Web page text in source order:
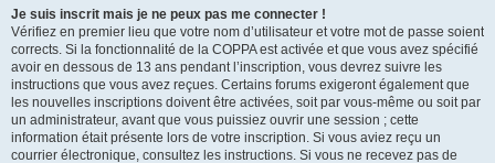
Je suis inscrit mais je ne peux pas me connecter !
Vérifiez en premier lieu que votre nom d’utilisateur et votre mot de passe soient
corrects. Si la fonctionnalité de la COPPA est activée et que vous avez spécifié
avoir en dessous de 13 ans pendant l’inscription, vous devrez suivre les
instructions que vous avez reçues. Certains forums exigeront également que
les nouvelles inscriptions doivent être activées, soit par vous-même ou soit par
un administrateur, avant que vous puissiez ouvrir une session ; cette
information était présente lors de votre inscription. Si vous aviez reçu un
courrier électronique, consultez les instructions. Si vous ne recevez pas de